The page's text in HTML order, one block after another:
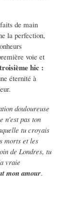
de main
la perfection,
voie et
hic :
éternité à
douloureuse
n'est pas ton
tu croyais
morts et les
de Londres, tu
vraie
mon amour.